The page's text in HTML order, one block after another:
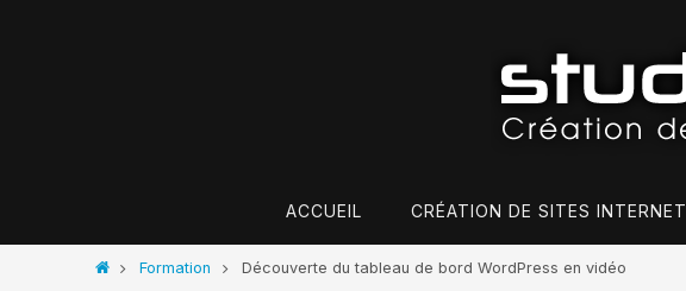
le
ACCUEIL CRÉATION DE SITES INTERNET
HomeFormation Découverte du tableau de bord WordPress en vidéo